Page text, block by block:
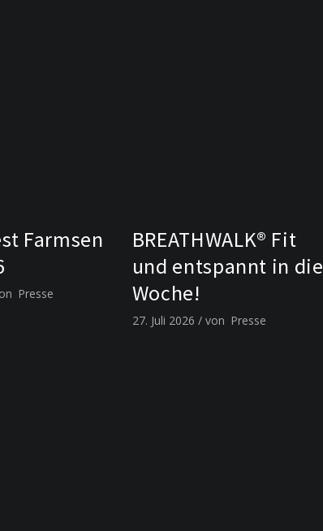
Farmsen
Presse
BREATHWALK® Fit
und entspannt in die
Woche!
27. Juli 2026 von Presse